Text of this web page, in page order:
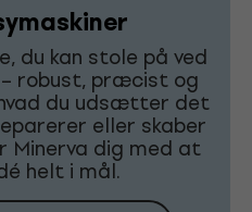
du kan stole på ved
robust, præcist og
du udsætter det
eller skaber
Minerva dig med at
helt i mål.